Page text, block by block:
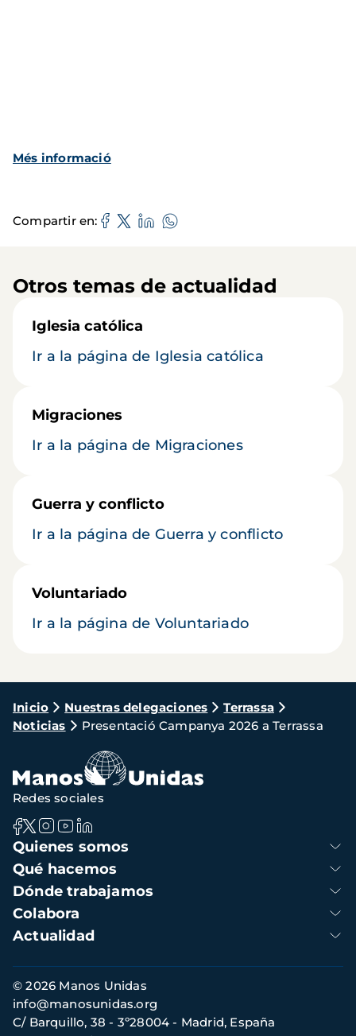
Més informació
Compartir en
Otros temas de actualidad
Iglesia católica
Ir a la página de Iglesia católica
Migraciones
Ir a la página de Migraciones
Guerra y conflicto
Ir a la página de Guerra y conflicto
Voluntariado
Ir a la página de Voluntariado
Ruta
de
navegación
Inicio Nuestras delegaciones
Terrassa
Noticias
Presentació Campanya 2026 a Terrassa
Navegación
principal
Quienes somos
Qué hacemos
Dónde trabajamos
Colabora
Actualidad
Redes sociales
Información
de
contacto
© 2026 Manos Unidas
C/ Barquillo, 38 - 3º28004 - Madrid, España
info@manosunidas.org